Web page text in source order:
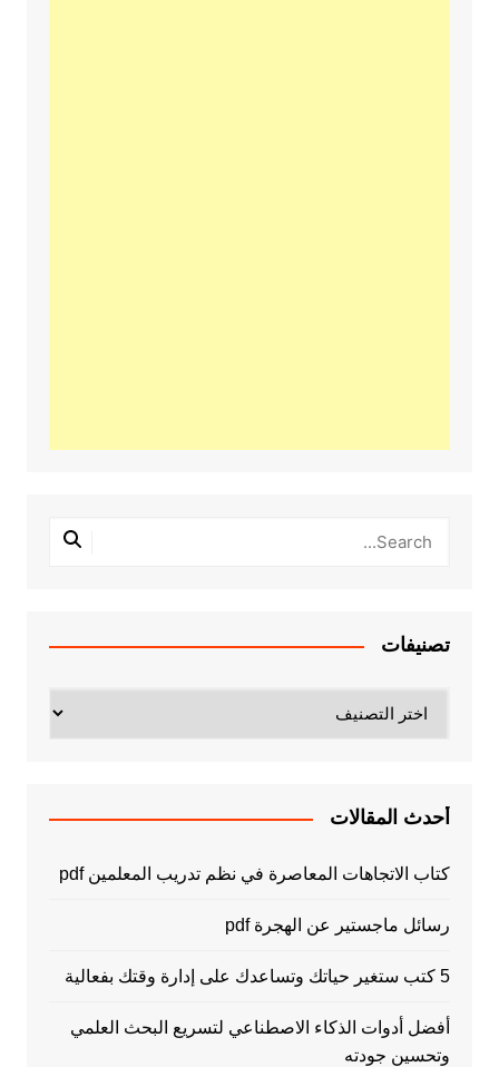
تصنيفات
أحدث المقالات
كتاب الاتجاهات المعاصرة في نظم تدريب المعلمين pdf
رسائل ماجستير عن الهجرة pdf
5 كتب ستغير حياتك وتساعدك على إدارة وقتك بفعالية
أفضل أدوات الذكاء الاصطناعي لتسريع البحث العلمي
وتحسين جودته